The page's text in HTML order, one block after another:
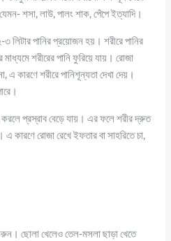
শসা, লাউ, পালং শাক, পেঁপে ইত্যাদি।
লিটার পানির প্রয়োজন হয়। শরীরে পানির
শরীরের পানি ফুরিয়ে যায়। রোজা
এ কারণে শরীরে পানিশূন্যতা দেখা দেয়।
প্রস্রাব বেড়ে যায়। এর ফলে শরীর দ্রুত
কারণে রোজা রেখে ইফতার বা সাহরিতে চা,
করুন। ছোলা খেলেও তেল-মসলা ছাড়া খেতে